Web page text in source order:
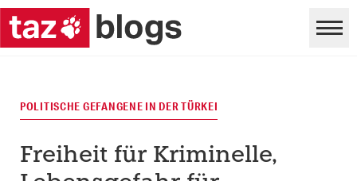
POLITISCHE GEFANGENE IN DER TÜRKEI
Freiheit für Kriminelle,